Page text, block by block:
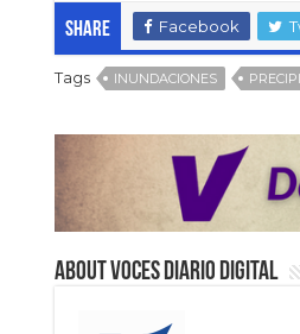
Share Facebook
Tags INUNDACIONES
About VOCES Diario digital